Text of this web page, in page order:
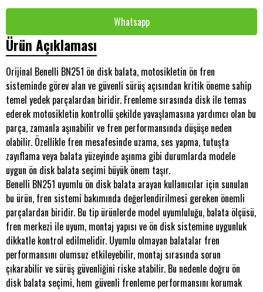
Whatsapp
Ürün Açıklaması
Orijinal Benelli BN251 ön disk balata, motosikletin ön fren
sisteminde görev alan ve güvenli sürüş açısından kritik öneme sahip
temel yedek parçalardan biridir. Frenleme sırasında disk ile temas
ederek motosikletin kontrollü şekilde yavaşlamasına yardımcı olan bu
parça, zamanla aşınabilir ve fren performansında düşüşe neden
olabilir. Özellikle fren mesafesinde uzama, ses yapma, tutuşta
zayıflama veya balata yüzeyinde aşınma gibi durumlarda modele
uygun ön disk balata seçimi büyük önem taşır.
Benelli BN251 uyumlu ön disk balata arayan kullanıcılar için sunulan
bu ürün, fren sistemi bakımında değerlendirilmesi gereken önemli
parçalardan biridir. Bu tip ürünlerde model uyumluluğu, balata ölçüsü,
fren merkezi ile uyum, montaj yapısı ve ön disk sistemine uygunluk
dikkatle kontrol edilmelidir. Uyumlu olmayan balatalar fren
performansını olumsuz etkileyebilir, montaj sırasında sorun
çıkarabilir ve sürüş güvenliğini riske atabilir. Bu nedenle doğru ön
disk balata seçimi, hem güvenli frenleme performansını korumak